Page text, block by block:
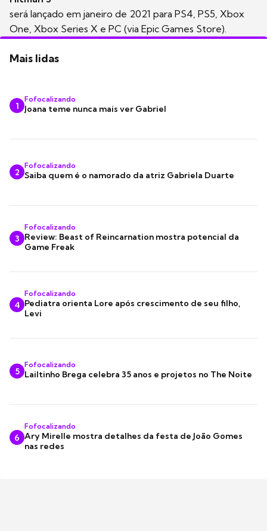
será lançado em janeiro de 2021 para PS4, PS5, Xbox
One, Xbox Series X e PC (via Epic Games Store).
Mais lidas
1
Fofocalizando
Joana teme nunca mais ver Gabriel
2
Fofocalizando
Saiba quem é o namorado da atriz Gabriela Duarte
3
Fofocalizando
Review: Beast of Reincarnation mostra potencial da
Game Freak
4
Fofocalizando
Pediatra orienta Lore após crescimento de seu filho,
Levi
5
Fofocalizando
Lailtinho Brega celebra 35 anos e projetos no The Noite
6
Fofocalizando
Ary Mirelle mostra detalhes da festa de João Gomes
nas redes